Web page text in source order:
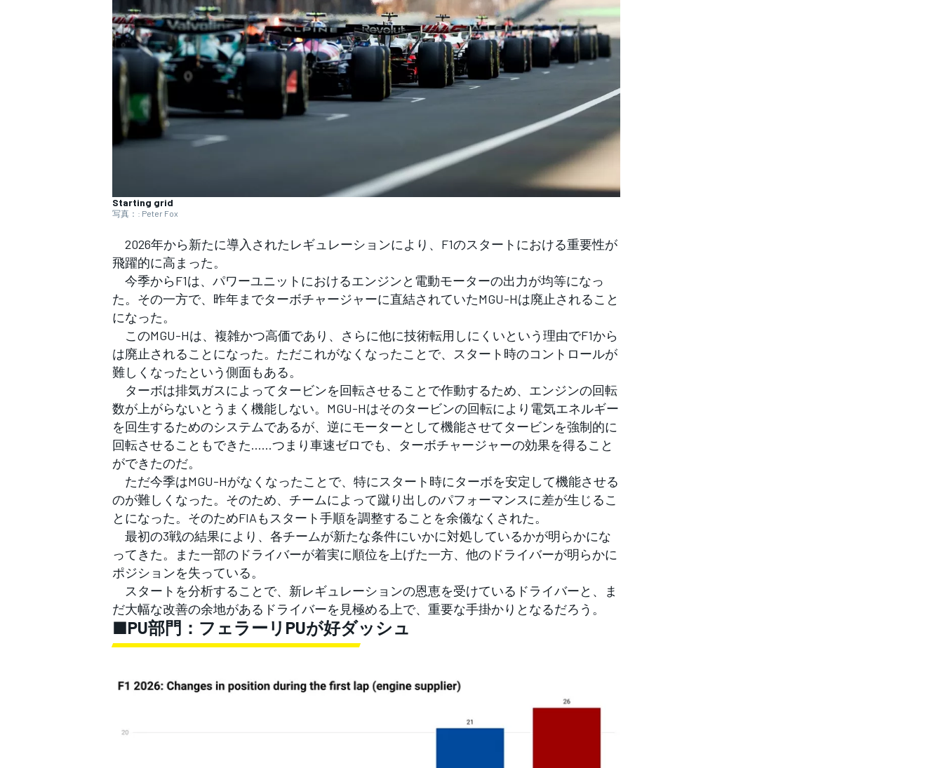
WEC
フォーミュラE
Starting grid
写真：: Peter Fox
2026年から新たに導入されたレギュレーションにより、F1のスタートにおける重要性が
飛躍的に高まった。
今季からF1は、パワーユニットにおけるエンジンと電動モーターの出力が均等になっ
た。その一方で、昨年までターボチャージャーに直結されていたMGU-Hは廃止されること
になった。
このMGU-Hは、複雑かつ高価であり、さらに他に技術転用しにくいという理由でF1から
は廃止されることになった。ただこれがなくなったことで、スタート時のコントロールが
難しくなったという側面もある。
ターボは排気ガスによってタービンを回転させることで作動するため、エンジンの回転
数が上がらないとうまく機能しない。MGU-Hはそのタービンの回転により電気エネルギー
を回生するためのシステムであるが、逆にモーターとして機能させてタービンを強制的に
回転させることもできた……つまり車速ゼロでも、ターボチャージャーの効果を得ること
ができたのだ。
ただ今季はMGU-Hがなくなったことで、特にスタート時にターボを安定して機能させる
のが難しくなった。そのため、チームによって蹴り出しのパフォーマンスに差が生じるこ
とになった。そのためFIAもスタート手順を調整することを余儀なくされた。
最初の3戦の結果により、各チームが新たな条件にいかに対処しているかが明らかにな
ってきた。また一部のドライバーが着実に順位を上げた一方、他のドライバーが明らかに
ポジションを失っている。
スタートを分析することで、新レギュレーションの恩恵を受けているドライバーと、ま
だ大幅な改善の余地があるドライバーを見極める上で、重要な手掛かりとなるだろう。
■PU部門：フェラーリPUが好ダッシュ